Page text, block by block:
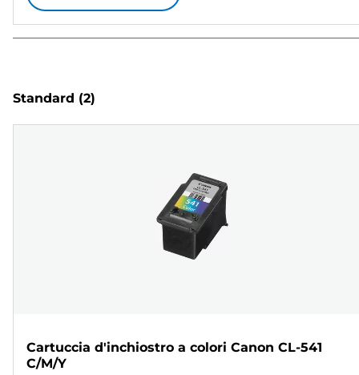
Standard (2)
Cartuccia d'inchiostro a colori Canon CL-541
C/M/Y